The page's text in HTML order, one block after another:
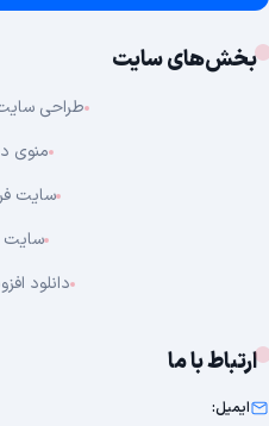
بخش‌های سایت
طراحی
منوی
سایت
سایت
دانلود
ارتباط با ما
ایمیل: